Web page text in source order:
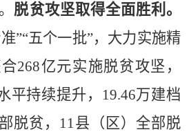
脱贫攻坚取得全面胜利。
”“五个一批”，大力实施精
268亿元实施脱贫攻坚，
平持续提升，
19.46万建档
脱贫， 11县（区）全部脱